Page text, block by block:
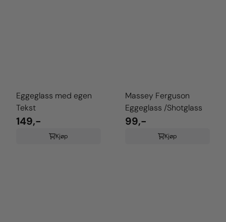
Eggeglass med egen
Tekst
149,-
Kjøp
Massey Ferguson
Eggeglass /Shotglass
99,-
Kjøp